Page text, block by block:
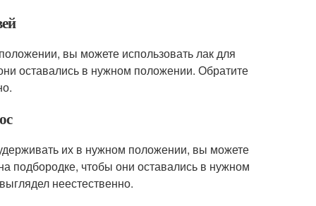
вы можете использовать лак для
оставались в нужном положении. Обратите
их в нужном положении, вы можете
подбородке, чтобы они оставались в нужном
неестественно.